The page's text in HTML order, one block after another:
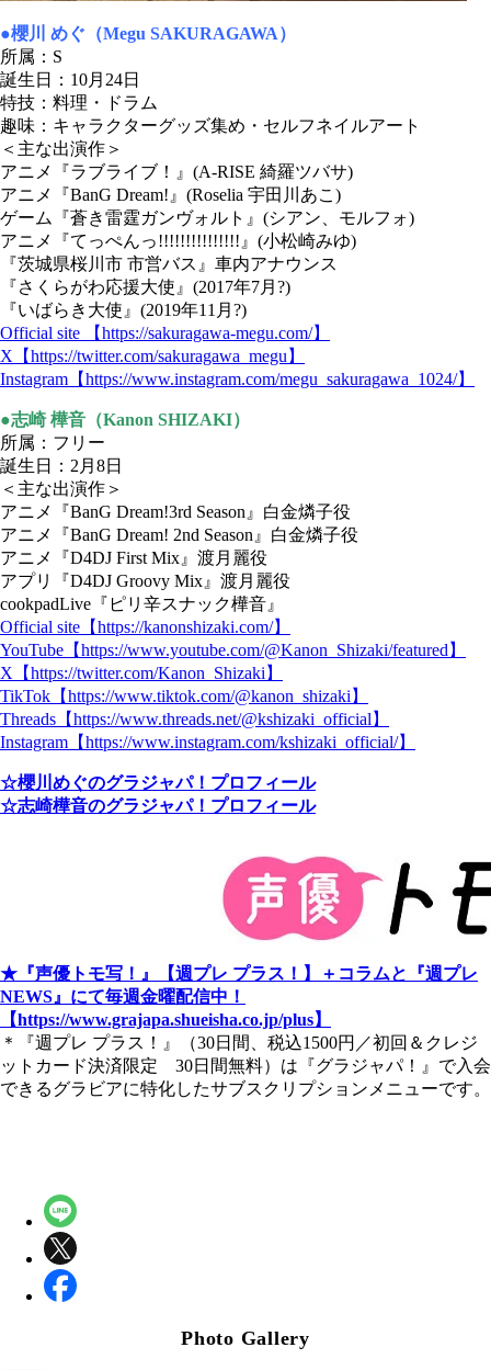
●櫻川 めぐ（Megu SAKURAGAWA）
所属：S
誕生日：10月24日
特技：料理・ドラム
趣味：キャラクターグッズ集め・セルフネイルアート
＜主な出演作＞
アニメ『ラブライブ！』(A-RISE 綺羅ツバサ)
アニメ『BanG Dream!』(Roselia 宇田川あこ)
ゲーム『蒼き雷霆ガンヴォルト』(シアン、モルフォ)
アニメ『てっぺんっ!!!!!!!!!!!!!!!』(小松崎みゆ)
『茨城県桜川市 市営バス』車内アナウンス
『さくらがわ応援大使』(2017年7月?)
『いばらき大使』(2019年11月?)
Official site 【https://sakuragawa-megu.com/】
X【https://twitter.com/sakuragawa_megu】
Instagram【https://www.instagram.com/megu_sakuragawa_1024/】
●志崎 樺音（Kanon SHIZAKI）
所属：フリー
誕生日：2月8日
＜主な出演作＞
アニメ『BanG Dream!3rd Season』白金燐子役
アニメ『BanG Dream! 2nd Season』白金燐子役
アニメ『D4DJ First Mix』渡月麗役
アプリ『D4DJ Groovy Mix』渡月麗役
cookpadLive『ピリ辛スナック樺音』
Official site【https://kanonshizaki.com/】
YouTube【https://www.youtube.com/@Kanon_Shizaki/featured】
X【https://twitter.com/Kanon_Shizaki】
TikTok【https://www.tiktok.com/@kanon_shizaki】
Threads【https://www.threads.net/@kshizaki_official】
Instagram【https://www.instagram.com/kshizaki_official/】
☆櫻川めぐのグラジャパ！プロフィール
☆志崎樺音のグラジャパ！プロフィール
★『声優トモ写！』【週プレ プラス！】＋コラムと『週プレ
NEWS』にて毎週金曜配信中！
【https://www.grajapa.shueisha.co.jp/plus】
＊『週プレ プラス！』（30日間、税込1500円／初回＆クレジ
ットカード決済限定 30日間無料）は『グラジャパ！』で入会
できるグラビアに特化したサブスクリプションメニューです。
Photo Gallery